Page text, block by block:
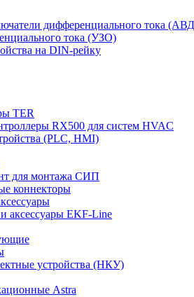
дифференциального тока
тока (УЗО)
на DIN-рейку
TER
RX500 для систем HVAC
(PLC, HMI)
для монтажа СИП
коннекторы
аксессуары EKF-Line
устройства (НКУ)
Astra